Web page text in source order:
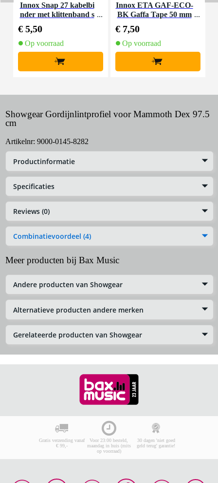
Innox Snap 27 kabelbi
nder met klittenband s
€ 5,50
Op voorraad
+
Innox ETA GAF-ECO-
BK Gaffa Tape 50 mm
€ 7,50
Op voorraad
+
Showgear Gordijnlintprofiel voor Mammoth Dex 97.5
cm
Artikelnr: 9000-0145-8282
Productinformatie
Specificaties
Reviews (0)
Combinatievoordeel (4)
Meer producten bij Bax Music
Andere producten van Showgear
Alternatieve producten andere merken
Gerelateerde producten van Showgear
Gratis verzending vanaf
€ 99,-
Voor 23:00 besteld,
maandag in huis (mits
op voorraad)
30 dagen 'niet goed
geld terug' garantie!